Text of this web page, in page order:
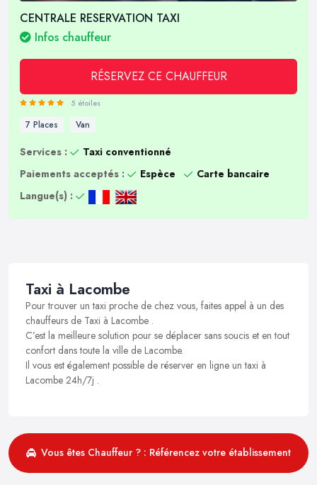
CENTRALE RESERVATION TAXI
Infos chauffeur
RÉSERVEZ CE CHAUFFEUR
5 étoiles
7 Places Van
Services :
Taxi conventionné
Paiements acceptés :
Espèce
Carte bancaire
Langue(s) :
Taxi à Lacombe
Pour trouver un taxi proche de chez vous, faites appel à un des
chauffeurs de Taxi à Lacombe .
C’est la meilleure solution pour se déplacer sans soucis et en tout
confort dans toute la ville de Lacombe.
Il vous est également possible de réserver en ligne un taxi à
Lacombe 24h/7j .
Vous êtes Chauffeur ? : Référencez votre établissement